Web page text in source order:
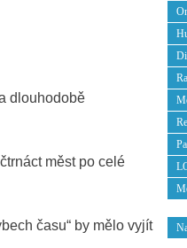
dlouhodobě
měst po celé
času“ by mělo vyjít